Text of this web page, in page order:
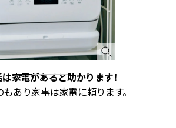
家電があると助かります！
あり家事は家電に頼ります。